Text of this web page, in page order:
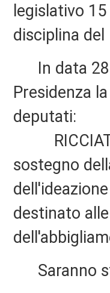
legislativo
disciplina
In data 28
Presidenza
deputati:
sostegno
destinato
Saranno